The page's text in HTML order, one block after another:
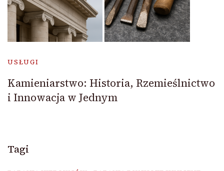
USŁUGI
Kamieniarstwo: Historia, Rzemieślnictwo
i Innowacja w Jednym
Tagi